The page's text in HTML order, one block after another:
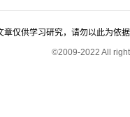
章仅供学习研究，请勿以此为依
©2009-2022 All